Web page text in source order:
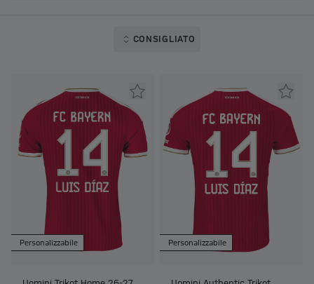
CONSIGLIATO
Personalizzabile Personalizzabile